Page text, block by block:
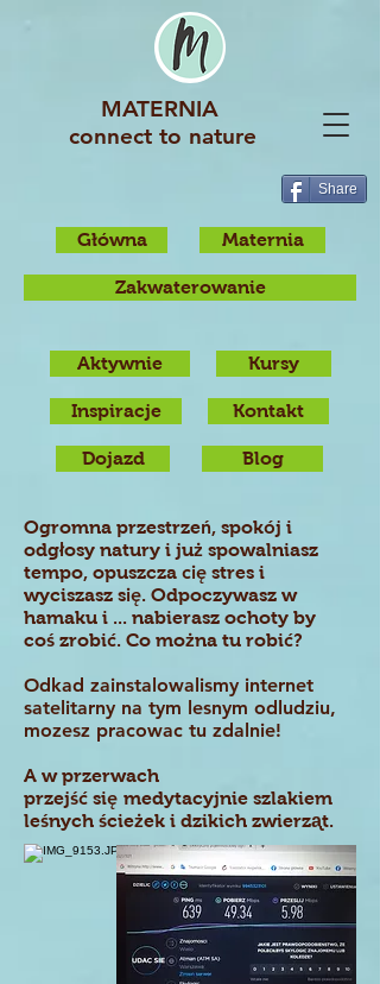
MATERNIA
connect to nature
Share
Główna Maternia
Zakwaterowanie
Aktywnie
Inspiracje
Dojazd
Kursy
Kontakt
Blog
Ogromna przestrzeń, spokój i
odgłosy natury i już spowalniasz
tempo, opuszcza cię stres i
wyciszasz się. Odpoczywasz w
hamaku i ... nabierasz ochoty by
coś zrobić. Co można tu robić?
Odkad zainstalowalismy internet
satelitarny na tym lesnym odludziu,
mozesz pracowac tu zdalnie!
A w przerwach
przejść się medytacyjnie szlakiem
leśnych ścieżek i dzikich zwierzᶏt.